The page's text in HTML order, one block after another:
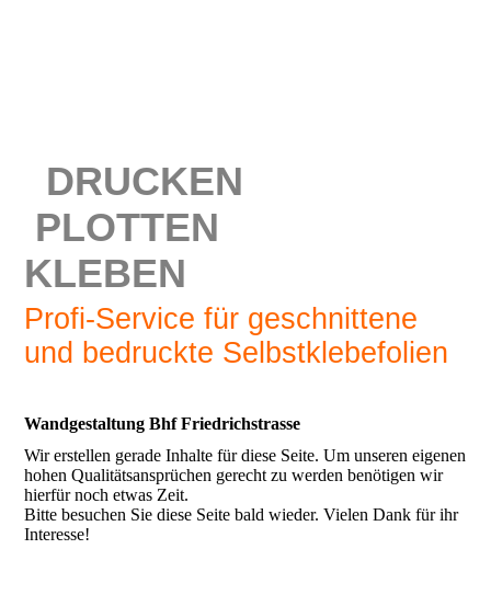
DRUCKEN
PLOTTEN
KLEBEN
Profi-Service für geschnittene
und bedruckte Selbstklebefolien
Wandgestaltung Bhf Friedrichstrasse
Wir erstellen gerade Inhalte für diese Seite. Um unseren eigenen
hohen Qualitätsansprüchen gerecht zu werden benötigen wir
hierfür noch etwas Zeit.
Bitte besuchen Sie diese Seite bald wieder. Vielen Dank für ihr
Interesse!